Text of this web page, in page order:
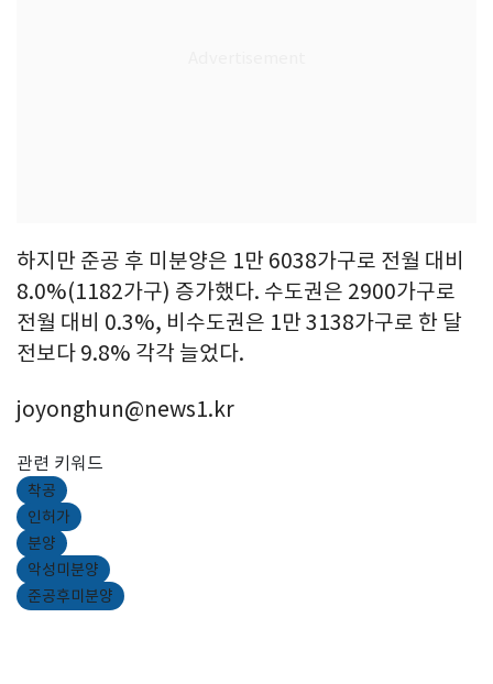
하지만 준공 후 미분양은 1만 6038가구로 전월 대비
8.0%(1182가구) 증가했다. 수도권은 2900가구로
전월 대비 0.3%, 비수도권은 1만 3138가구로 한 달
전보다 9.8% 각각 늘었다.
joyonghun@news1.kr
관련 키워드
착공
인허가
분양
악성미분양
준공후미분양